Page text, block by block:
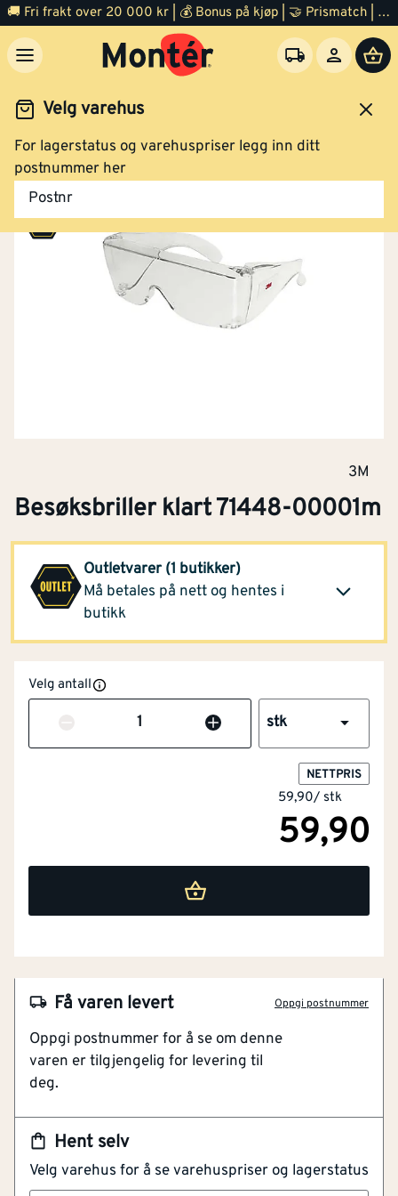
🚚 Fri frakt over 20 000 kr | 💰 Bonus på kjøp | 🤝 Prismatch | ⭐ 100% fornøyd garanti | 🏪 140 byggevarehus
Velg varehus
For lagerstatus og varehuspriser legg inn ditt
postnummer her
Postnr
og verneutstyr
3M
Besøksbriller klart 71448-00001m
Outletvarer (1 butikker)
Må betales på nett og hentes i
butikk
Montér Førde(13 stk)
Opprinnelig pris 59,90 Klikk og hent
Velg antall
Antall stk
NETTPRIS
59,90/ stk
59,90
Hent selv
Velg varehus for å se varehuspriser og lagerstatus
Få varen levert Oppgi postnummer
Oppgi postnummer for å se om denne
varen er tilgjengelig for levering til
deg.
NOBB
50700561
Artikkelnummer
101396077
Besøksbriller med lette polykarbonatlinser og støpte
sidevern og pannebeskyttelse, kan brukes på egen
Optisk klasse-1 linse egnet for langvarig bruk.
Integrert sideskjold for maksimal beskyttelse. Gir
svært god beskyttelse mot ultrafiolett (UV) stråling.